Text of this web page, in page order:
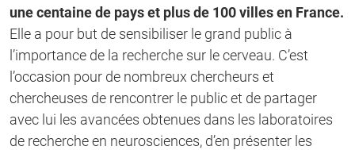
une centaine de pays et plus de 100 villes en France.
Elle a pour but de sensibiliser le grand public à
l’importance de la recherche sur le cerveau. C’est
l’occasion pour de nombreux chercheurs et
chercheuses de rencontrer le public et de partager
avec lui les avancées obtenues dans les laboratoires
de recherche en neurosciences, d’en présenter les